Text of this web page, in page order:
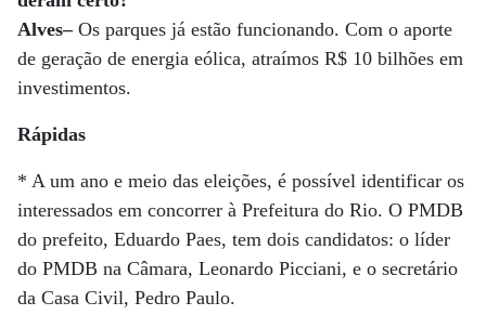
Alves–Os parques já estão funcionando. Com o aporte
de geração de energia eólica, atraímos R$ 10 bilhões em
investimentos.
Rápidas
* A um ano e meio das eleições, é possível identificar os
interessados em concorrer à Prefeitura do Rio. O PMDB
do prefeito, Eduardo Paes, tem dois candidatos: o líder
do PMDB na Câmara, Leonardo Picciani, e o secretário
da Casa Civil, Pedro Paulo.